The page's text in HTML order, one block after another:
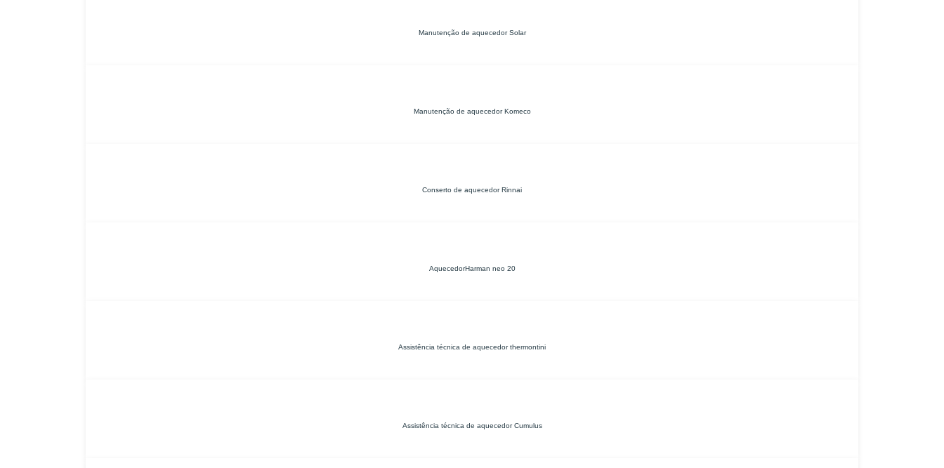
Manutenção de aquecedor Solar
Manutenção de aquecedor Komeco
Conserto de aquecedor Rinnai
AquecedorHarman neo 20
Assistência técnica de aquecedor thermontini
Assistência técnica de aquecedor Cumulus